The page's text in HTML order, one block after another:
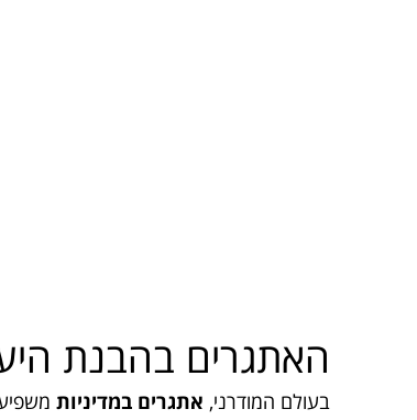
האתגרים בהבנת
בעולם המודרני, אתגרים במדיניות